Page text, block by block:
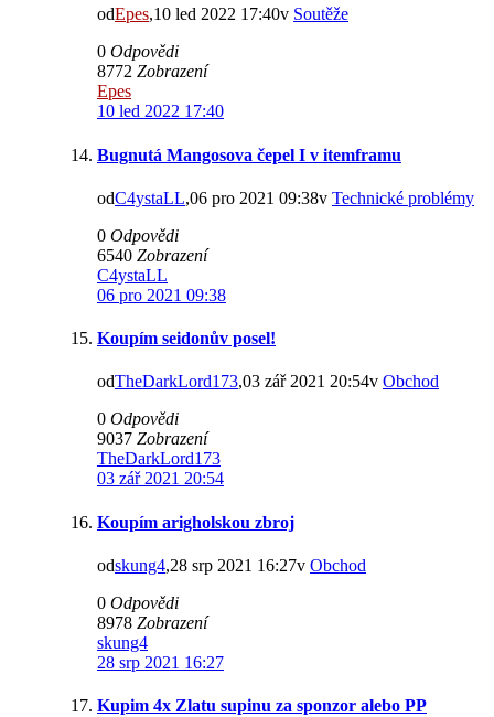
odEpes,10 led 2022 17:40v Soutěže
0 Odpovědi
8772 Zobrazení
Epes
10 led 2022 17:40
Bugnutá Mangosova čepel I v itemframu
odC4ystaLL,06 pro 2021 09:38v Technické problémy
0 Odpovědi
6540 Zobrazení
C4ystaLL
06 pro 2021 09:38
Koupím seidonův posel!
odTheDarkLord173,03 zář 2021 20:54v Obchod
0 Odpovědi
9037 Zobrazení
TheDarkLord173
03 zář 2021 20:54
Koupím arigholskou zbroj
odskung4,28 srp 2021 16:27v Obchod
0 Odpovědi
8978 Zobrazení
skung4
28 srp 2021 16:27
Kupim 4x Zlatu supinu za sponzor alebo PP